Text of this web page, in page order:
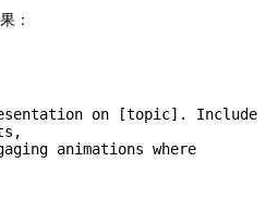
：
on [topic]. Include
animations where